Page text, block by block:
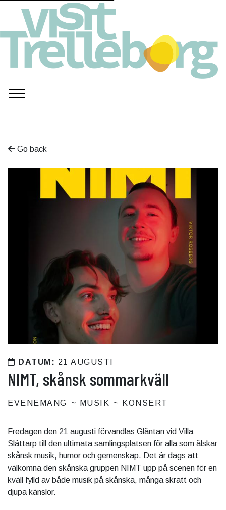
Go back
DATUM: 21 AUGUSTI
NIMT, skånsk sommarkväll
EVENEMANG MUSIK KONSERT
Fredagen den 21 augusti förvandlas Gläntan vid Villa
Slättarp till den ultimata samlingsplatsen för alla som älskar
skånsk musik, humor och gemenskap. Det är dags att
välkomna den skånska gruppen NIMT upp på scenen för en
kväll fylld av både musik på skånska, många skratt och
djupa känslor.